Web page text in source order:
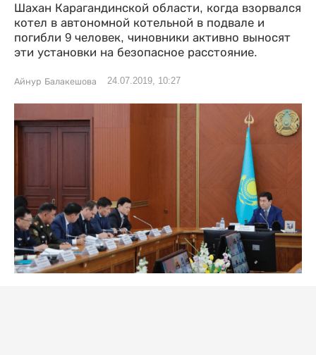
Шахан Карагандинской области, когда взорвался
котел в автономной котельной в подвале и
погибли 9 человек, чиновники активно выносят
эти установки на безопасное расстояние.
Айнур Балакешова 24.07.2019, 10:27